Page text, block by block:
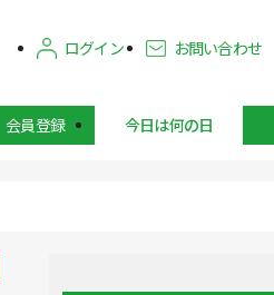
ログイン お問い合わせ
会員登録 今日は何の日